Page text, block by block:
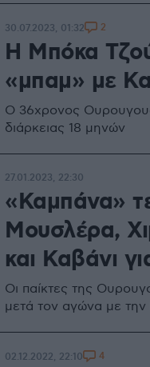
H Μπόκα
«μπαμ» με
Ο 36χρονος
διάρκειας 18 μηνών
30.07.2023, 01:32 2
«Καμπάνα»
Μουσλέρα,
και Καβάνι
Οι παίκτες της
μετά τον αγώνα με
27.01.2023, 22:30
02.12.2022, 22:10 4